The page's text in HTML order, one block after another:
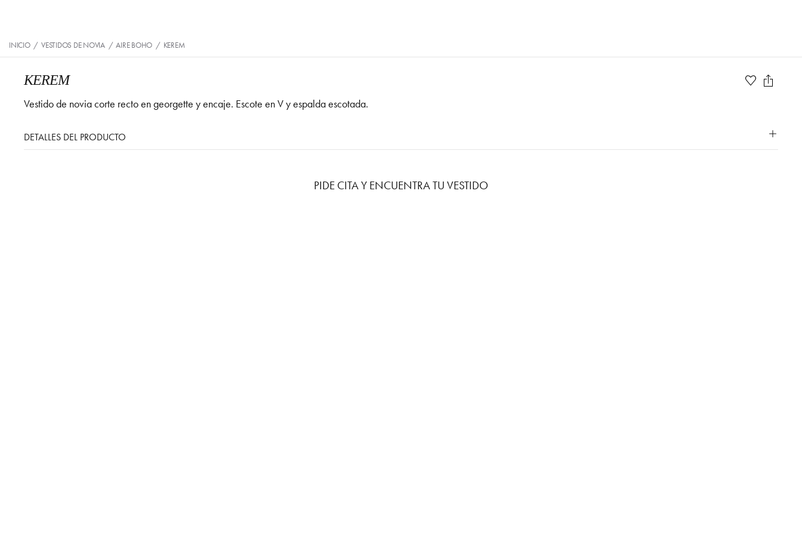
INICIO / VESTIDOS DE NOVIA / AIRE BOHO / KEREM
KEREM
Vestido de novia corte recto en georgette y encaje. Escote en V y espalda escotada.
DETALLES DEL PRODUCTO
PIDE CITA Y ENCUENTRA TU VESTIDO